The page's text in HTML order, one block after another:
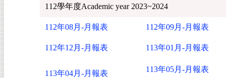
112學年度Academic year 2023~2024
112年08月-月報表 112年09月-月報表
112年12月-月報表 113年01月-月報表
113年04月-月報表 113年05月-月報表